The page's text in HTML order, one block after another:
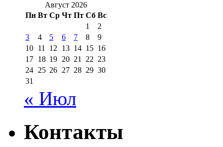
Август 2026
Пн Вт Ср Чт Пт Сб Вс
1
2
3
4 5 6 7 8
9
10 11 12 13 14 15 16
17 18 19 20 21 22 23
24 25 26 27 28 29 30
31
« Июл
Контакты